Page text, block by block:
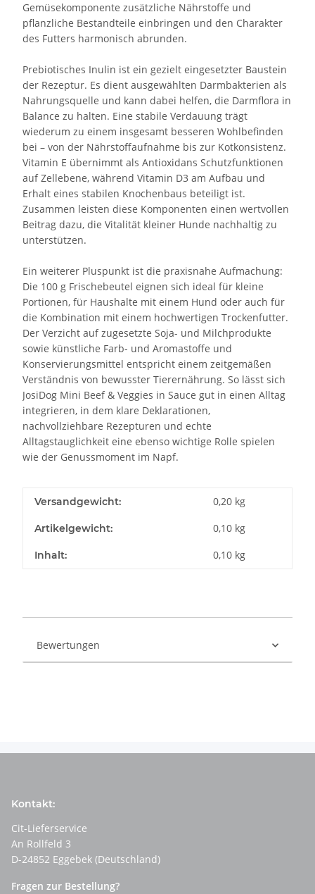
Gemüsekomponente zusätzliche Nährstoffe und
pflanzliche Bestandteile einbringen und den Charakter
des Futters harmonisch abrunden.
Prebiotisches Inulin ist ein gezielt eingesetzter Baustein
der Rezeptur. Es dient ausgewählten Darmbakterien als
Nahrungsquelle und kann dabei helfen, die Darmflora in
Balance zu halten. Eine stabile Verdauung trägt
wiederum zu einem insgesamt besseren Wohlbefinden
bei – von der Nährstoffaufnahme bis zur Kotkonsistenz.
Vitamin E übernimmt als Antioxidans Schutzfunktionen
auf Zellebene, während Vitamin D3 am Aufbau und
Erhalt eines stabilen Knochenbaus beteiligt ist.
Zusammen leisten diese Komponenten einen wertvollen
Beitrag dazu, die Vitalität kleiner Hunde nachhaltig zu
unterstützen.
Ein weiterer Pluspunkt ist die praxisnahe Aufmachung:
Die 100 g Frischebeutel eignen sich ideal für kleine
Portionen, für Haushalte mit einem Hund oder auch für
die Kombination mit einem hochwertigen Trockenfutter.
Der Verzicht auf zugesetzte Soja- und Milchprodukte
sowie künstliche Farb- und Aromastoffe und
Konservierungsmittel entspricht einem zeitgemäßen
Verständnis von bewusster Tierernährung. So lässt sich
JosiDog Mini Beef & Veggies in Sauce gut in einen Alltag
integrieren, in dem klare Deklarationen,
nachvollziehbare Rezepturen und echte
Alltagstauglichkeit eine ebenso wichtige Rolle spielen
wie der Genussmoment im Napf.
Versandgewicht: 0,20 kg
Artikelgewicht: 0,10 kg
Inhalt: 0,10 kg
Bewertungen
Kontakt:
Cit-Lieferservice
An Rollfeld 3
D-24852 Eggebek (Deutschland)
Fragen zur Bestellung?